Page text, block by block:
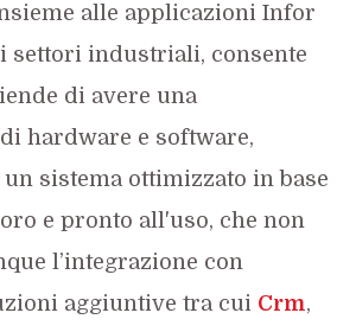
alle applicazioni Infor
settori industriali, consente
di avere una
hardware e software,
sistema ottimizzato in base
e pronto all'uso, che non
l’integrazione con
aggiuntive tra cui Crm,